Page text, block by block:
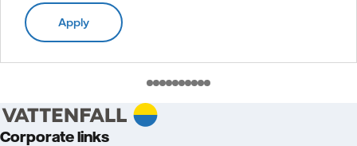
Apply
Corporate links